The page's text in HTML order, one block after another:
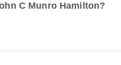
C Munro Hamilton?